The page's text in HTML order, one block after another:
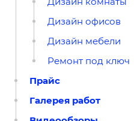
Дизайн офисов
Дизайн мебели
Ремонт под ключ
Прайс
Галерея работ